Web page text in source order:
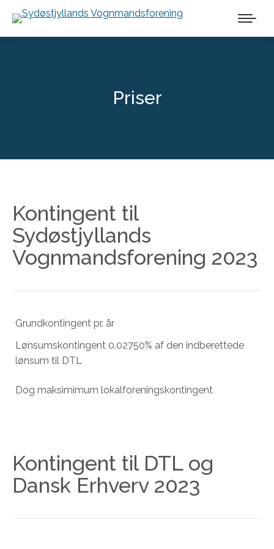
Priser
Kontingent til
Sydøstjyllands
Vognmandsforening 2023
Grundkontingent pr. år
Lønsumskontingent 0,02750% af den indberettede
lønsum til DTL
Dog maksimimum lokalforeningskontingent
Kontingent til DTL og
Dansk Erhverv 2023